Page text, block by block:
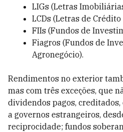
LIGs (Letras
LCDs (Letras de
FIIs (Fundos de
Fiagros (Fundos de
Agronegócio).
Rendimentos no exterior
mas com três exceções, que
dividendos pagos,
a governos estrangeiros,
reciprocidade; fundos